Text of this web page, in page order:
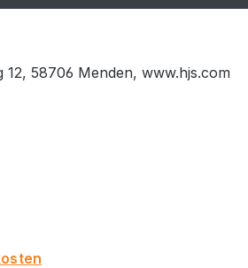
12, 58706 Menden, www.hjs.com